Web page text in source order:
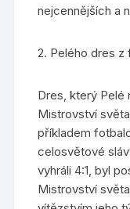
nejcennějších a
2. Pelého dres z
Dres, který Pelé
Mistrovství
příkladem
celosvětové
vyhráli 4:1, byl
Mistrovství